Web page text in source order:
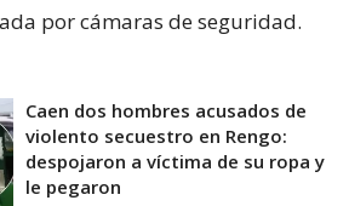
por cámaras de seguridad.
Caen dos hombres acusados de
violento secuestro en Rengo:
despojaron a víctima de su ropa y
le pegaron